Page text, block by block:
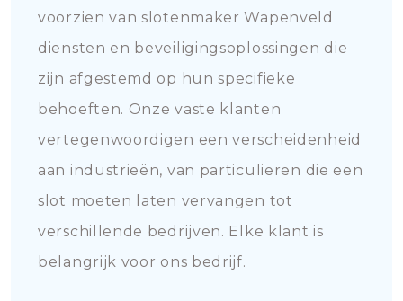
voorzien van slotenmaker Wapenveld
diensten en beveiligingsoplossingen die
zijn afgestemd op hun specifieke
behoeften. Onze vaste klanten
vertegenwoordigen een verscheidenheid
aan industrieën, van particulieren die een
slot moeten laten vervangen tot
verschillende bedrijven. Elke klant is
belangrijk voor ons bedrijf.